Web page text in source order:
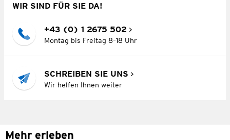
WIR SIND FÜR SIE DA!
+43 (0) 1 2675 502
Montag bis Freitag 8–18 Uhr
SCHREIBEN SIE UNS
Wir helfen Ihnen weiter
Mehr erleben